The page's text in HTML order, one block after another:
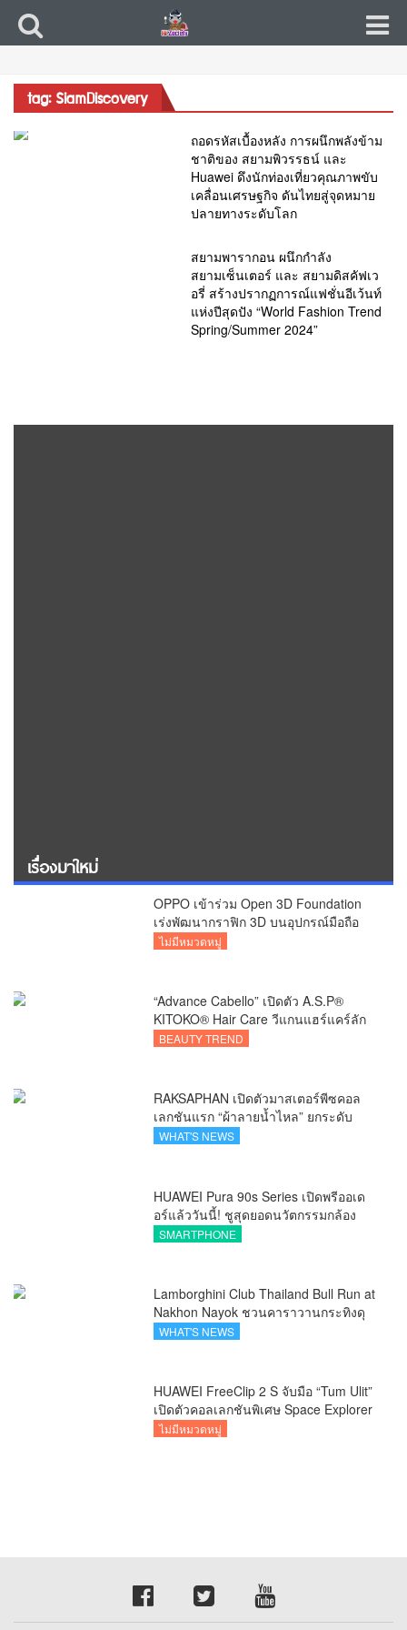
tag: SiamDiscovery
ถอดรหัสเบื้องหลัง การผนึกพลังข้าม
ชาติของ สยามพิวรรธน์ และ
Huawei ดึงนักท่องเที่ยวคุณภาพขับ
เคลื่อนเศรษฐกิจ ดันไทยสู่จุดหมาย
ปลายทางระดับโลก
สยามพารากอน ผนึกกำลัง
สยามเซ็นเตอร์ และ สยามดิสคัฟเว
อรี่ สร้างปรากฏการณ์แฟชั่นอีเว้นท์
แห่งปีสุดปัง “World Fashion Trend
Spring/Summer 2024”
เรื่องมาใหม่
OPPO เข้าร่วม Open 3D Foundation
เร่งพัฒนากราฟิก 3D บนอุปกรณ์มือถือ
ไม่มีหมวดหมู่
“Advance Cabello” เปิดตัว A.S.P®
KITOKO® Hair Care วีแกนแฮร์แคร์ลัก
ชัวรีจากอังกฤษ ยกระดับการดูแลเส้นผม
BEAUTY TREND
RAKSAPHAN เปิดตัวมาสเตอร์พีซคอล
เลกชันแรก “ผ้าลายน้ำไหล” ยกระดับ
ภูมิปัญญาท้องถิ่นสู่งานศิลป์ระดับสากล
WHAT'S NEWS
HUAWEI Pura 90s Series เปิดพรีออเด
อร์แล้ววันนี้! ชูสุดยอดนวัตกรรมกล้อง
พร้อม AI อัจฉริยะและ 5G Advanced
SMARTPHONE
Lamborghini Club Thailand Bull Run at
Nakhon Nayok ชวนคาราวานกระทิงดุ
สัมผัสธรรมชาติเมืองรอง ณ นครนายก
WHAT'S NEWS
HUAWEI FreeClip 2 S จับมือ “Tum Ulit”
เปิดตัวคอลเลกชันพิเศษ Space Explorer
ถ่ายทอดศิลปะบนเคสหูฟัง
ไม่มีหมวดหมู่